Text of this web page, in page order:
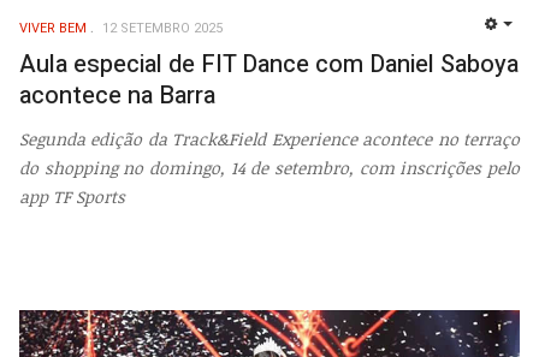
VIVER BEM 12 SETEMBRO 2025
Aula especial de FIT Dance com Daniel Saboya
acontece na Barra
Segunda edição da Track&Field Experience acontece no terraço
do shopping no domingo, 14 de setembro, com inscrições pelo
app TF Sports